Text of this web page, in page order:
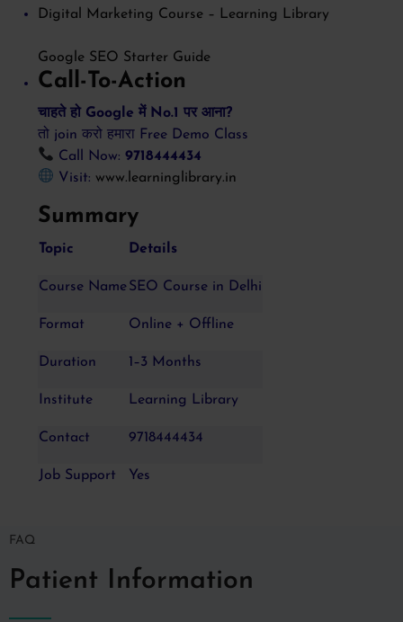
Digital Marketing Course – Learning Library
Google SEO Starter Guide
Call-To-Action
चाहते हो Google में No.1 पर आना?
तो join करो हमारा Free Demo Class
Call Now:9718444434
Visit: www.learninglibrary.in
Summary
Topic Details
Course NameSEO Course in Delhi
Format Online + Offline
Duration 1–3 Months
Institute Learning Library
Contact 9718444434
Job Support Yes
FAQ
Patient Information